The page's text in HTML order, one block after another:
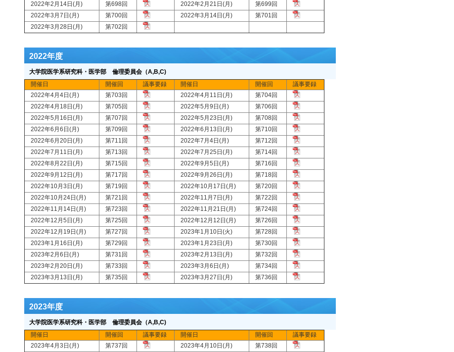
2022年2月14日(月)
第698回 2022年2月21日(月)
第699回
2022年3月7日(月)
第700回 2022年3月14日(月)
第701回
2022年3月28日(月)
第702回
2022年度
大学院医学系研究科・医学部 倫理委員会（A,B,C)
開催日
開催回 議事要録 開催日 開催回
議事要録
2022年4月4日(月)
第703回 2022年4月11日(月)
第704回
2022年4月18日(月)
第705回 2022年5月9日(月)
第706回
2022年5月16日(月)
第707回 2022年5月23日(月)
第708回
2022年6月6日(月)
第709回 2022年6月13日(月)
第710回
2022年6月20日(月)
第711回 2022年7月4日(月)
第712回
2022年7月11日(月)
第713回 2022年7月25日(月)
第714回
2022年8月22日(月)
第715回 2022年9月5日(月)
第716回
2022年9月12日(月)
第717回 2022年9月26日(月)
第718回
2022年10月3日(月)
第719回 2022年10月17日(月)
第720回
2022年10月24日(月)
第721回 2022年11月7日(月)
第722回
2022年11月14日(月)
第723回 2022年11月21日(月)
第724回
2022年12月5日(月)
第725回 2022年12月12日(月)
第726回
2022年12月19日(月)
第727回 2023年1月10日(火)
第728回
2023年1月16日(月)
第729回 2023年1月23日(月)
第730回
2023年2月6日(月)
第731回 2023年2月13日(月)
第732回
2023年2月20日(月)
第733回 2023年3月6日(月)
第734回
2023年3月13日(月)
第735回 2023年3月27日(月) 第736回
2023年度
大学院医学系研究科・医学部 倫理委員会（A,B,C)
開催日
開催回 議事要録 開催日 開催回
議事要録
2023年4月3日(月)
第737回 2023年4月10日(月) 第738回